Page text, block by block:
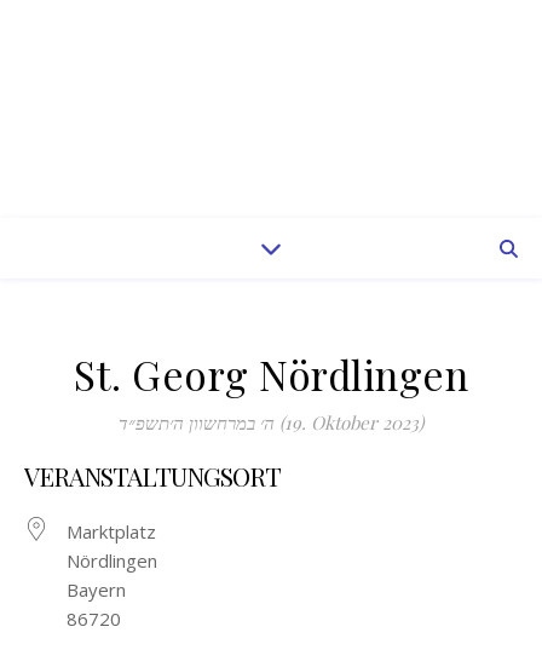
St. Georg Nördlingen
ה׳ במרחשוון ה׳תשפ״ד (19. Oktober 2023)
VERANSTALTUNGSORT
Marktplatz
Nördlingen
Bayern
86720